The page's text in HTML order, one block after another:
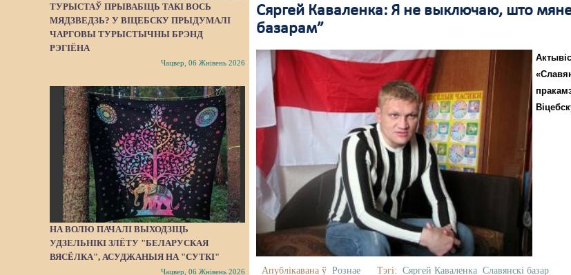
ТУРЫСТАЎ ПРЫВАБІЦЬ ТАКІ ВОСЬ
МЯДЗВЕДЗЬ? У ВІЦЕБСКУ ПРЫДУМАЛІ
ЧАРГОВЫ ТУРЫСТЫЧНЫ БРЭНД
РЭГІЁНА
Чацвер, 06 Жнівень 2026
НА ВОЛЮ ПАЧАЛІ ВЫХОДЗІЦЬ
УДЗЕЛЬНІКІ ЗЛЁТУ "БЕЛАРУСКАЯ
ВЯСЁЛКА", АСУДЖАНЫЯ НА "СУТКІ"
Чацвер, 06 Жнівень 2026
Сяргей Каваленка: Я не выключаю, што
базарам”
Апублікавана ў Рознае Тэгі: Сяргей Каваленка Славянскі базар